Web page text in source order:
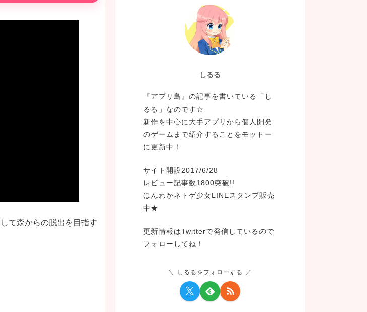
て森からの脱出を目指す
しるる
『アプリ島』の記事を書いている「し
るる」なのです☆
新作を中心に大手アプリから個人開発
のゲームまで紹介することをモットー
に更新中！
サイト開設2017/6/28
レビュー記事数1800突破!!
ほんわかネトゲ少女LINEスタンプ販売
中★
更新情報はTwitterで発信しているので
フォローしてね！
しるるをフォローする